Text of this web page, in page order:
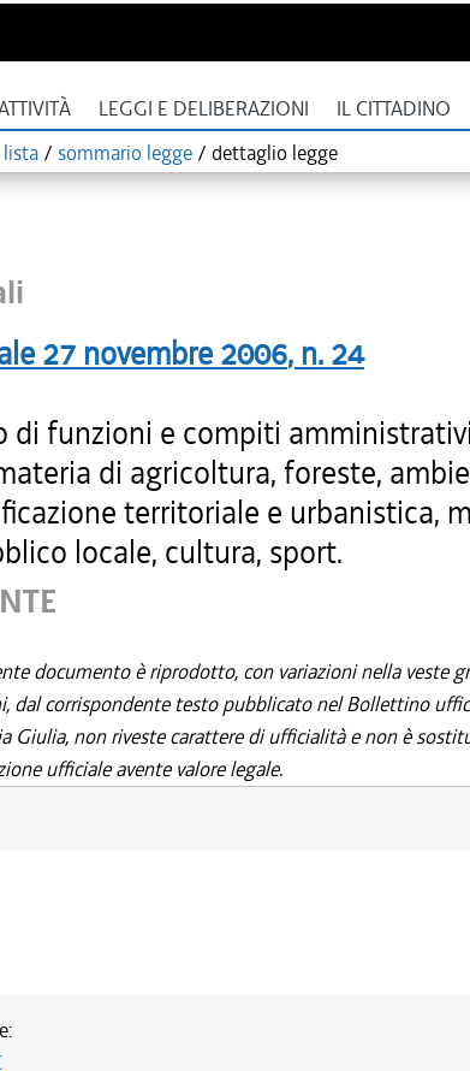
LEGGI E DELIBERAZIONI IL CITTADINO
lista / sommario legge / dettaglio legge
27 novembre 2006, n. 24
di funzioni e compiti
di agricoltura, foreste,
territoriale e urbanistica,
locale, cultura, sport.
documento è riprodotto, con variazioni nella veste
dal corrispondente testo pubblicato nel Bollettino
Giulia, non riveste carattere di ufficialità e non è
ufficiale avente valore legale.